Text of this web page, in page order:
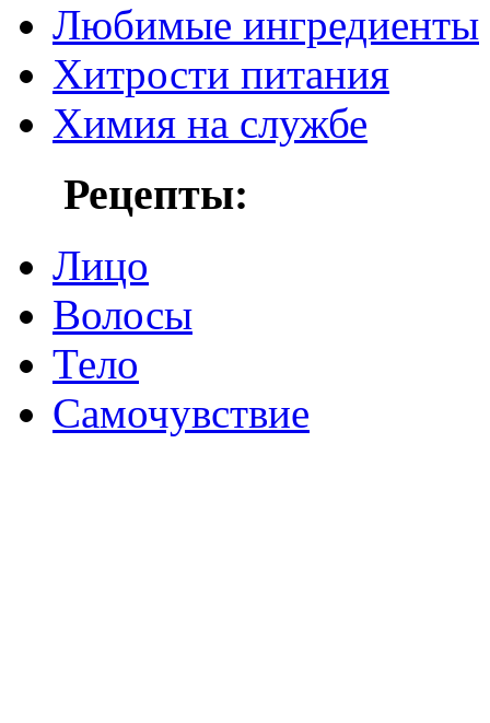
Любимые ингредиенты
Хитрости питания
Химия на службе
Рецепты:
Лицо
Волосы
Тело
Самочувствие